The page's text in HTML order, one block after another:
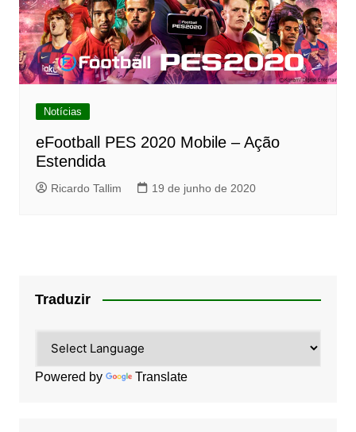
Notícias
eFootball PES 2020 Mobile – Ação
Estendida
Ricardo Tallim 19 de junho de 2020
Traduzir
Powered by Translate